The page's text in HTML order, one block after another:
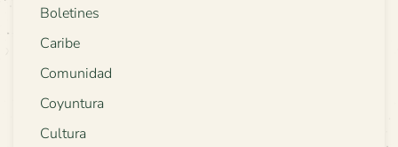
Boletines
Caribe
Comunidad
Coyuntura
Cultura